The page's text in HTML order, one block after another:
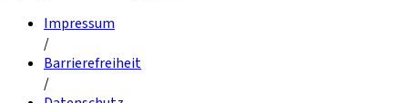
Impressum
/
Barrierefreiheit
/